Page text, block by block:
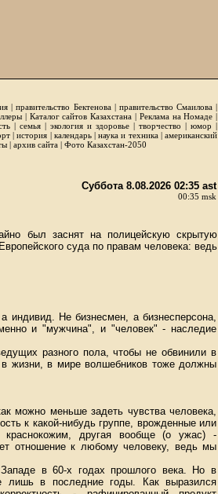
|правительство Бектенова| правительство Смаилова|
| Каталог сайтов Казахстана | Реклама на Номаде |
| семья | экология и здоровье | творчество | юмор |
|история | календарь|наука и техника|американский
| архив сайта | Фото Казахстан-2050
Суббота 8.08.2026 02:35 ast
00:35 msk
был заснят на полицейскую скрытую
суда по правам человека: ведь
Не бизнесмен, а бизнесперсона,
и "мужчина", и "человек" - наследие
разного пола, чтобы не обвинили в
в жизни, в мире волшебников тоже должны
можно меньше задеть чувства человека,
к какой-нибудь группе, врожденные или
краснокожим, другая вообще (о ужас) -
отношение к любому человеку, ведь мы
Западе в 60-х годах прошлого века. Но в
лишь в последние годы. Как выразился